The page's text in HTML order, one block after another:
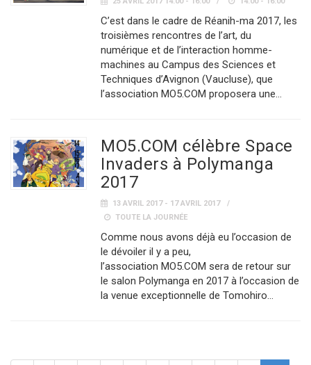
C’est dans le cadre de Réanih-ma 2017, les
troisièmes rencontres de l’art, du
numérique et de l’interaction homme-
machines au Campus des Sciences et
Techniques d’Avignon (Vaucluse), que
l’association MO5.COM proposera une…
MO5.COM célèbre Space
Invaders à Polymanga
2017
13 AVRIL 2017 - 17 AVRIL 2017
TOUTE LA JOURNÉE
Comme nous avons déjà eu l’occasion de
le dévoiler il y a peu,
l’association MO5.COM sera de retour sur
le salon Polymanga en 2017 à l’occasion de
la venue exceptionnelle de Tomohiro…